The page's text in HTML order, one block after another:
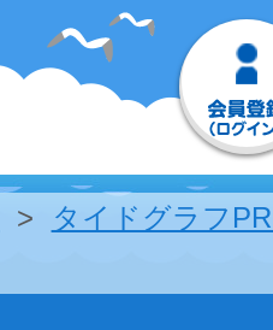
タイドグラフ